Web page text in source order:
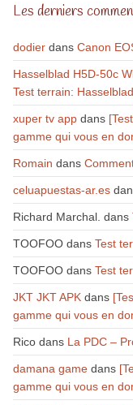
Les derniers
dodierdans Canon
Hasselblad H5D-50c
Test terrain:
xuper tv appdans
gamme qui vous en
Romain dans
celuapuestas-ar.es
Richard Marchal. dans
TOOFOOdans Test
TOOFOOdans Test
JKT JKT APKdans
gamme qui vous en
Ricodans La PDC –
damana gamedans
gamme qui vous en